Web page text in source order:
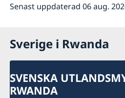
Senast uppdaterad 06 aug.
Sverige i Rwanda
SVENSKA
RWANDA